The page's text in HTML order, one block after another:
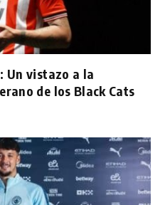
Un vistazo a la
de los Black Cats